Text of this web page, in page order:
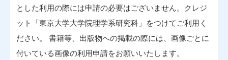
とした利用の際には申請の必要はございません。クレジ
ット「東京大学大学院理学系研究科」をつけてご利用く
ださい。 書籍等、出版物への掲載の際には、画像ごとに
付いている画像の利用申請をお願いいたします。